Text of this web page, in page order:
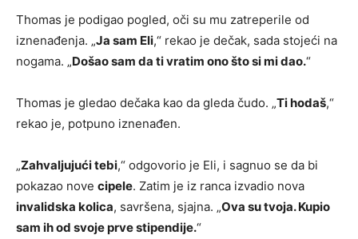
Thomas je podigao pogled, oči su mu zatreperile od
iznenađenja. „Ja sam Eli,“ rekao je dečak, sada stojeći na
nogama. „Došao sam da ti vratim ono što si mi dao.“
Thomas je gledao dečaka kao da gleda čudo. „Ti hodaš,“
rekao je, potpuno iznenađen.
„Zahvaljujući tebi,“ odgovorio je Eli, i sagnuo se da bi
pokazao nove cipele. Zatim je iz ranca izvadio nova
invalidska kolica, savršena, sjajna. „Ova su tvoja. Kupio
sam ih od svoje prve stipendije.“